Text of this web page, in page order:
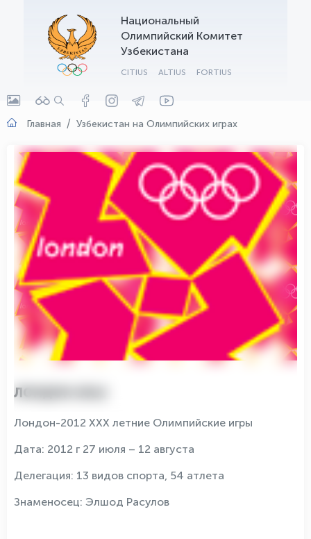
Национальный
Олимпийский Комитет
Узбекистана
CITIUS ALTIUS FORTIUS
Главная Узбекистан на Олимпийских играх
ЛОНДОН 2012
Лондон-2012 XXХ летние Олимпийские игры
Дата: 2012 г 27 июля – 12 августа
Делегация: 13 видов спорта, 54 атлета
Знаменосец: Элшод Расулов
OLYMPCHIK AI - yordamchi
Онлайн · olympic.uz